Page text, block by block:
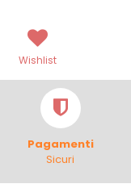
Wishlist
Pagamenti
Sicuri